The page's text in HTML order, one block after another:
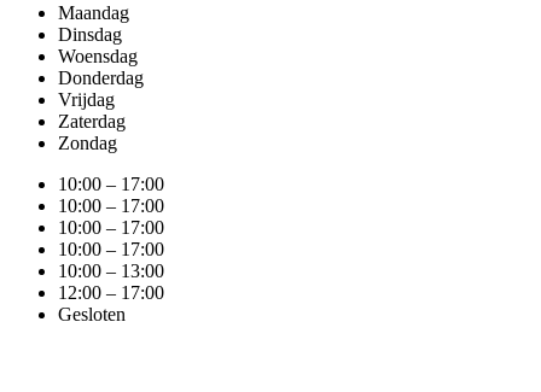
Maandag
Dinsdag
Woensdag
Donderdag
Vrijdag
Zaterdag
Zondag
10:00 – 17:00
10:00 – 17:00
10:00 – 17:00
10:00 – 17:00
10:00 – 13:00
12:00 – 17:00
Gesloten